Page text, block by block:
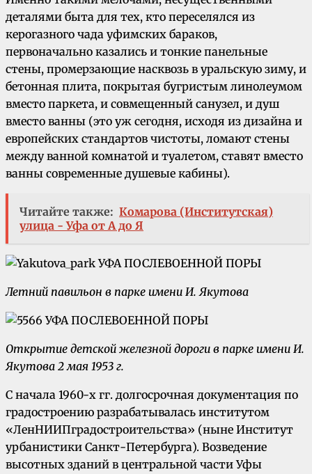
деталями быта для тех, кто переселялся из
керогазного чада уфимских бараков,
первоначально казались и тонкие панельные
стены, промерзающие насквозь в уральскую зиму, и
бетонная плита, покрытая бугристым линолеумом
вместо паркета, и совмещенный санузел, и душ
вместо ванны (это уж сегодня, исходя из дизайна и
европейских стандартов чистоты, ломают стены
между ванной комнатой и туалетом, ставят вместо
ванны современные душевые кабины).
Читайте также: Комарова (Институтская)
улица - Уфа от А до Я
Летний павильон в парке имени И. Якутова
Открытие детской железной дороги в парке имени И.
Якутова 2 мая 1953 г.
С начала 1960-х гг. долгосрочная документация по
градостроению разрабатывалась институтом
«ЛенНИИПградостроительства» (ныне Институт
урбанистики Санкт-Петербурга). Возведение
высотных зданий в центральной части Уфы